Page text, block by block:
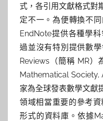
部
落
格
式，各引用文獻格式對
定不一。為便轉換不
EndNote提供各種學
過並沒有特別提供數
Reviews（簡稱 MR）
Mathematical Society,
家為全球發表數學文獻
領域相當重要的參考
形式的資料庫。依據